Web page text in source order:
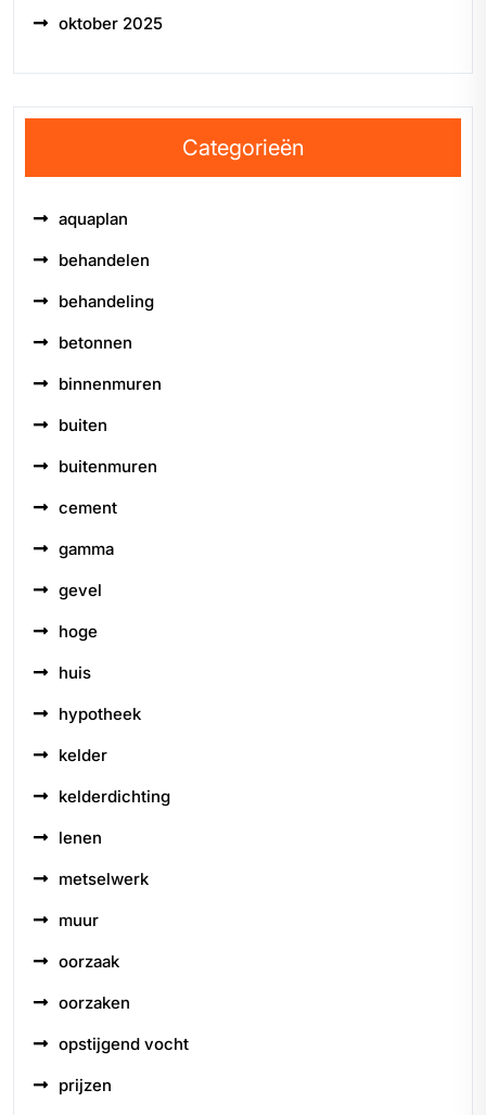
oktober 2025
Categorieën
aquaplan
behandelen
behandeling
betonnen
binnenmuren
buiten
buitenmuren
cement
gamma
gevel
hoge
huis
hypotheek
kelder
kelderdichting
lenen
metselwerk
muur
oorzaak
oorzaken
opstijgend vocht
prijzen